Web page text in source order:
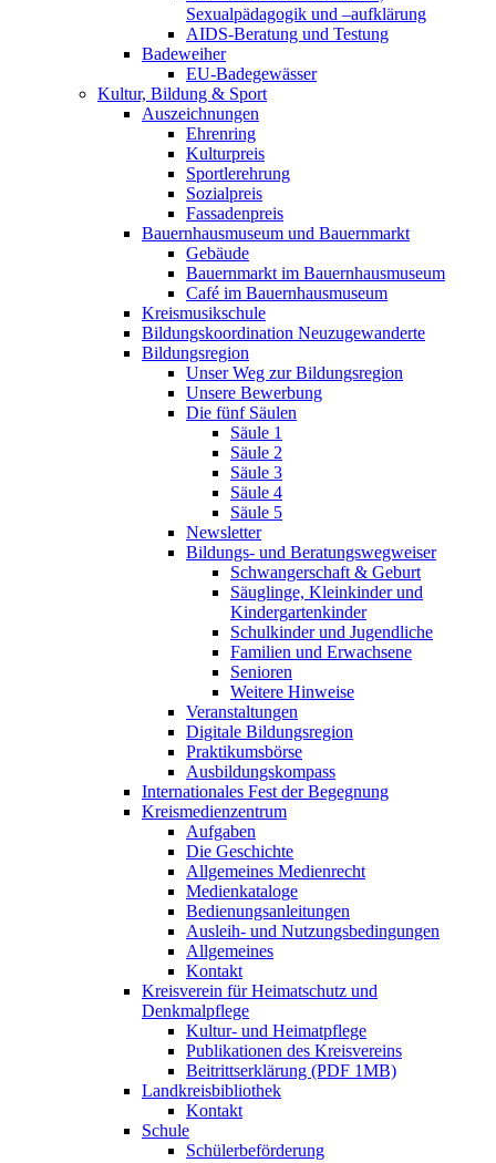
Sexualpädagogik und –aufklärung
AIDS-Beratung und Testung
Badeweiher
EU-Badegewässer
Kultur, Bildung & Sport
Auszeichnungen
Ehrenring
Kulturpreis
Sportlerehrung
Sozialpreis
Fassadenpreis
Bauernhausmuseum und Bauernmarkt
Gebäude
Bauernmarkt im Bauernhausmuseum
Café im Bauernhausmuseum
Kreismusikschule
Bildungskoordination Neuzugewanderte
Bildungsregion
Unser Weg zur Bildungsregion
Unsere Bewerbung
Die fünf Säulen
Säule 1
Säule 2
Säule 3
Säule 4
Säule 5
Newsletter
Bildungs- und Beratungswegweiser
Schwangerschaft & Geburt
Säuglinge, Kleinkinder und
Kindergartenkinder
Schulkinder und Jugendliche
Familien und Erwachsene
Senioren
Weitere Hinweise
Veranstaltungen
Digitale Bildungsregion
Praktikumsbörse
Ausbildungskompass
Internationales Fest der Begegnung
Kreismedienzentrum
Aufgaben
Die Geschichte
Allgemeines Medienrecht
Medienkataloge
Bedienungsanleitungen
Ausleih- und Nutzungsbedingungen
Allgemeines
Kontakt
Kreisverein für Heimatschutz und
Denkmalpflege
Kultur- und Heimatpflege
Publikationen des Kreisvereins
Beitrittserklärung (PDF 1MB)
Landkreisbibliothek
Kontakt
Schule
Schülerbeförderung